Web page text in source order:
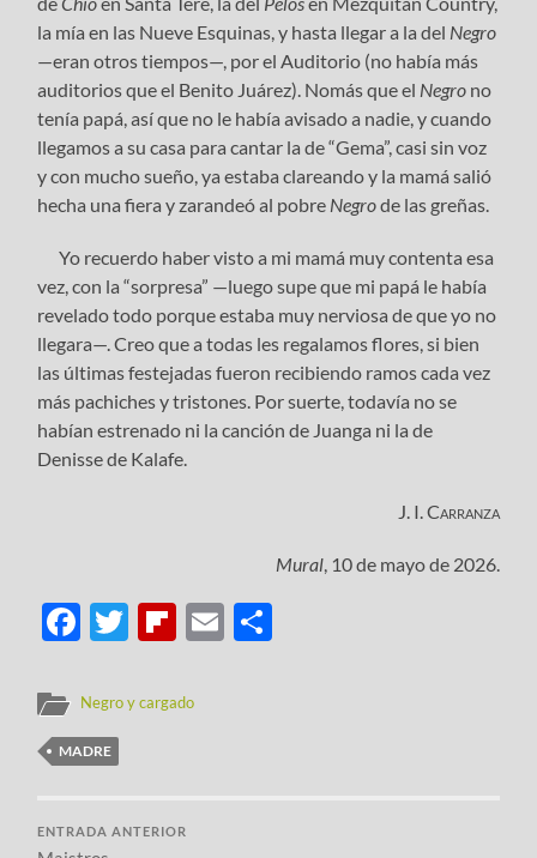
la mía en las Nueve Esquinas, y hasta llegar a la del Negro
—eran otros tiempos—, por el Auditorio (no había más
auditorios que el Benito Juárez). Nomás que el Negro no
tenía papá, así que no le había avisado a nadie, y cuando
llegamos a su casa para cantar la de “Gema”, casi sin voz
y con mucho sueño, ya estaba clareando y la mamá salió
hecha una fiera y zarandeó al pobre Negrode las greñas.
Yo recuerdo haber visto a mi mamá muy contenta esa
vez, con la “sorpresa” —luego supe que mi papá le había
revelado todo porque estaba muy nerviosa de que yo no
llegara—. Creo que a todas les regalamos flores, si bien
las últimas festejadas fueron recibiendo ramos cada vez
más pachiches y tristones. Por suerte, todavía no se
habían estrenado ni la canción de Juanga ni la de
Denisse de Kalafe.
J. I. Carranza
Mural, 10 de mayo de 2026.
Facebook
Twitter
Flipboard
Email
Negro y cargado
MADRE
ENTRADA ANTERIOR